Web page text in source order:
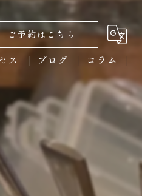
ご予約はこちら
ス ブログ コラム